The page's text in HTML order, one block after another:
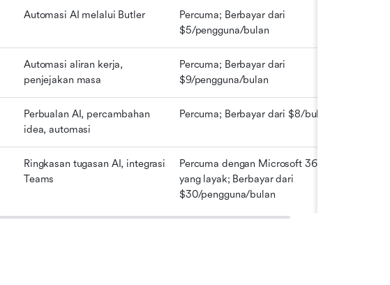
Automasi AI melalui Butler
Percuma; Berbayar dari
$5/pengguna/bulan
Automasi aliran kerja,
penjejakan masa
Percuma; Berbayar dari
$9/pengguna/bulan
Perbualan AI, percambahan
idea, automasi
Percuma; Berbayar dari $8/bulan
Ringkasan tugasan AI, integrasi
Teams
Percuma dengan Microsoft 365
yang layak; Berbayar dari
$30/pengguna/bulan